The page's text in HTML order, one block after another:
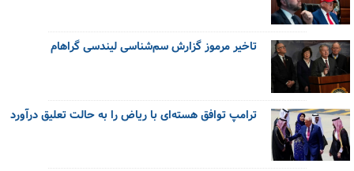
تاخیر مرموز گزارش سم‌شناسی لیندسی گراهام
ترامپ توافق هسته‌ای با ریاض را به حالت تعلیق درآورد